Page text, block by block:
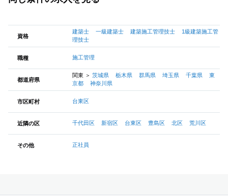
資格
建築士 一級建築士 建築施工管理技士
1級建築施工管
理技士
職種 施工管理
都道府県
関東 ＞ 茨城県 栃木県 群馬県 埼玉県 千葉県
東
京都
神奈川県
市区町村 台東区
近隣の区 千代田区 新宿区 台東区 豊島区 北区 荒川区
その他 正社員